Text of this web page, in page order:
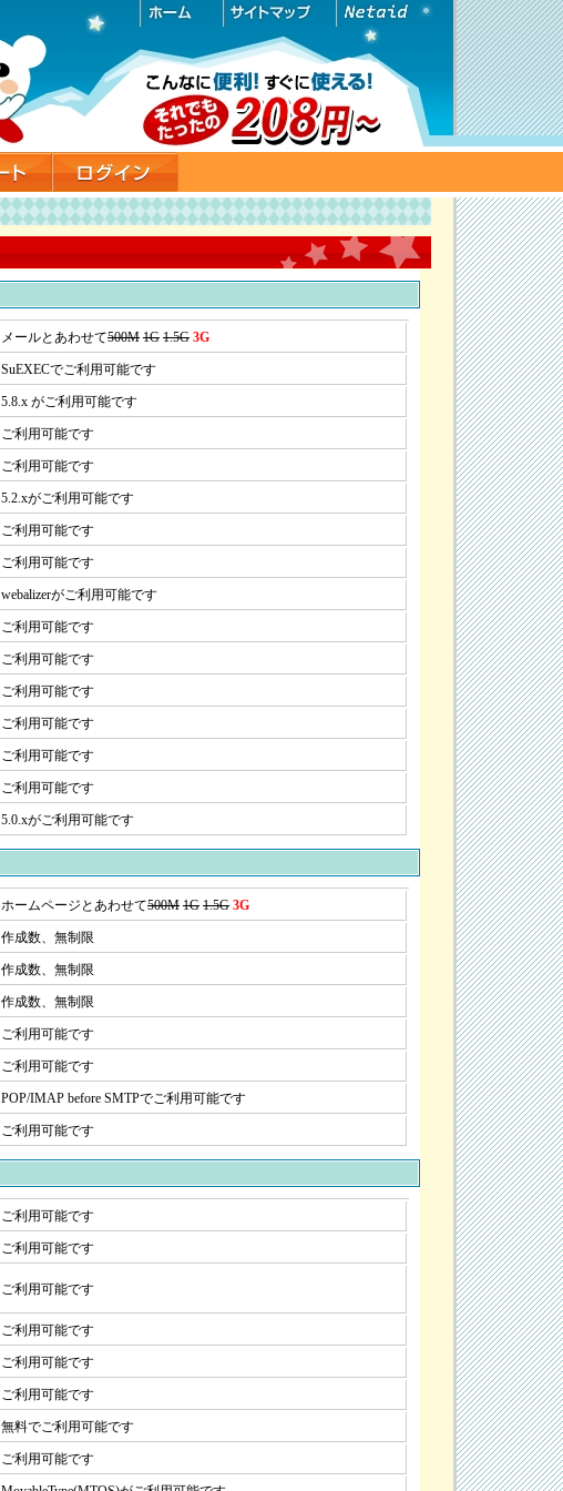
メールとあわせて500M 1G 1.5G 3G
SuEXECでご利用可能です
5.8.x がご利用可能です
ご利用可能です
ご利用可能です
5.2.xがご利用可能です
ご利用可能です
ご利用可能です
webalizerがご利用可能です
ご利用可能です
ご利用可能です
ご利用可能です
ご利用可能です
ご利用可能です
ご利用可能です
5.0.xがご利用可能です
ホームページとあわせて500M 1G 1.5G 3G
作成数、無制限
作成数、無制限
作成数、無制限
ご利用可能です
ご利用可能です
POP/IMAP before SMTPでご利用可能です
ご利用可能です
ご利用可能です
ご利用可能です
ご利用可能です
ご利用可能です
ご利用可能です
ご利用可能です
無料でご利用可能です
ご利用可能です